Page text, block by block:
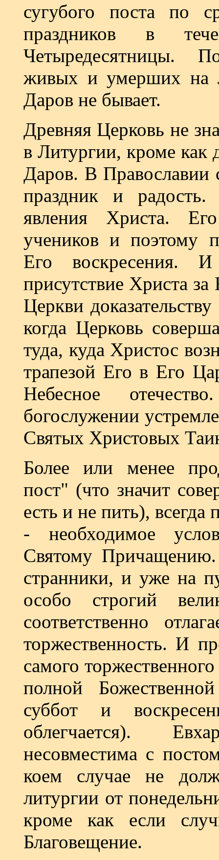
сугубого поста по
праздников в
Четыредесятницы.
живых и умерших на
Даров не бывает.
Древняя Церковь не
в Литургии, кроме как
Даров. В Православии
праздник и
явления Христа.
учеников и поэтому
Его воскресения. И
присутствие Христа
Церкви
когда Церковь
туда, куда Христос
трапезой Его в Его
Небесное
богослужении
Святых Христовых
Более или менее
пост" (что значит
есть и не пить),
- необходимое
Святому
странники, и уже на
особо строгий
соответственно
торжественность. И
самого
полной
суббот и
облегчается).
несовместима с
коем случае не
литургии от
кроме как если
Благовещение.